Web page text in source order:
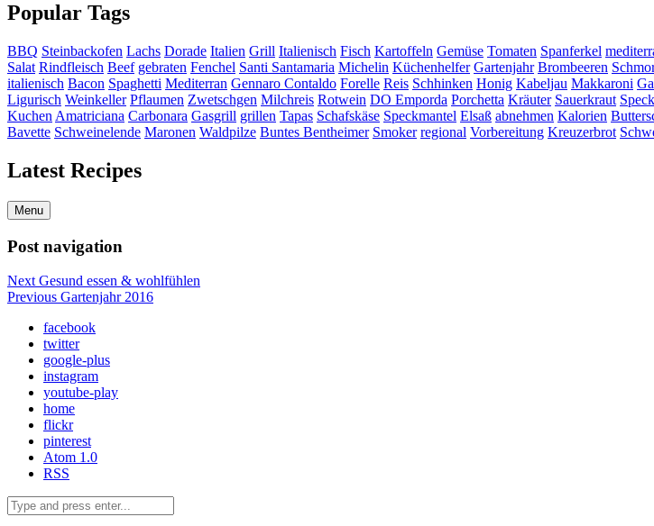
Popular Tags
BBQ Steinbackofen Lachs Dorade Italien Grill Italienisch Fisch Kartoffeln Gemüse Tomaten Spanferkel
Salat Rindfleisch Beef gebraten Fenchel Santi Santamaria Michelin Küchenhelfer Gartenjahr Brombeeren
italienisch Bacon Spaghetti Mediterran Gennaro Contaldo Forelle Reis Schhinken Honig Kabeljau Makkaroni
Ligurisch Weinkeller Pflaumen Zwetschgen Milchreis Rotwein DO Emporda Porchetta Kräuter Sauerkraut Speck
Kuchen Amatriciana Carbonara Gasgrill grillen Tapas Schafskäse Speckmantel Elsaß abnehmen Kalorien
Bavette Schweinelende Maronen Waldpilze Buntes Bentheimer Smoker regional Vorbereitung Kreuzerbrot
Latest Recipes
Menu
Post navigation
Next Gesund essen & wohlfühlen
Previous Gartenjahr 2016
facebook
twitter
google-plus
instagram
youtube-play
home
flickr
pinterest
Atom 1.0
RSS